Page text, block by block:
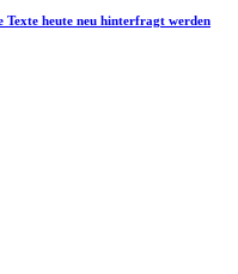
Texte heute neu hinterfragt werden